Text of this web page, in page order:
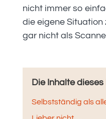
nicht immer so
die eigene Situation
gar nicht als
Die Inhalte
Selbstständig als